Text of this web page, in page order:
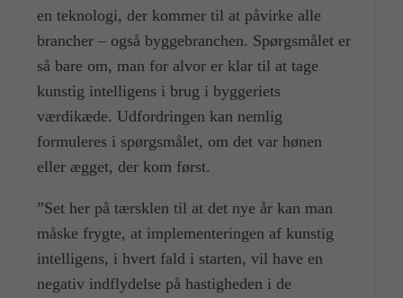
en teknologi, der kommer til at påvirke alle
brancher – også byggebranchen. Spørgsmålet er
så bare om, man for alvor er klar til at tage
kunstig intelligens i brug i byggeriets
værdikæde. Udfordringen kan nemlig
formuleres i spørgsmålet, om det var hønen
eller ægget, der kom først.
”Set her på tærsklen til at det nye år kan man
måske frygte, at implementeringen af kunstig
intelligens, i hvert fald i starten, vil have en
negativ indflydelse på hastigheden i de